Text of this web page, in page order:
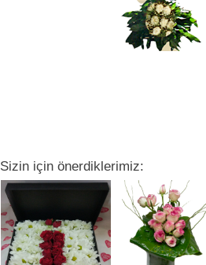
Sizin için önerdiklerimiz: